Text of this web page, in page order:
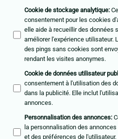
Cookie de stockage analytique:
consentement pour les cookies
elle aide à recueillir des données
améliorer l'expérience utilisateur.
des pings sans cookies sont
rendant les visites anonymes.
Cookie de données utilisateur
consentement à l'utilisation des
dans la publicité. Elle inclut
annonces.
Personnalisation des annonces:
la personnalisation des
et des préférences de